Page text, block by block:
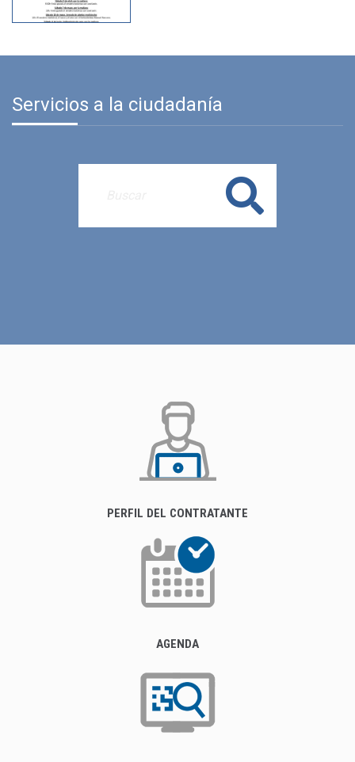
Servicios a la ciudadanía
Buscar
PERFIL DEL CONTRATANTE
AGENDA